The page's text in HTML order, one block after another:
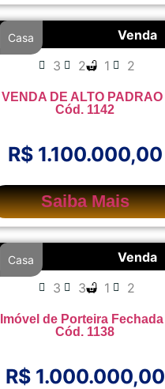
Venda
Casa
3 2 1 2
VENDA DE ALTO PADRAO I
Cód. 1142
R$ 1.100.000,00
Saiba Mais
Venda
Casa
3 3 1 2
Imóvel de Porteira Fechada I
Cód. 1138
R$ 1.000.000,00